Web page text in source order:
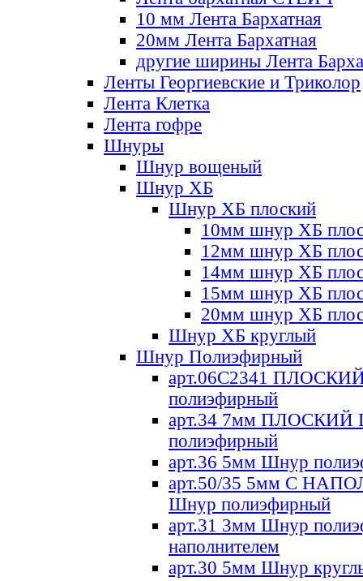
10 мм Лента Бархатная
20мм Лента Бархатная
другие ширины Лента
Ленты Георгиевские и Триколор
Лента Клетка
Лента гофре
Шнуры
Шнур вощеный
Шнур ХБ
Шнур ХБ плоский
10мм шнур ХБ
12мм шнур ХБ
14мм шнур ХБ
15мм шнур ХБ
20мм шнур ХБ
Шнур ХБ круглый
Шнур Полиэфирный
арт.06С2341
полиэфирный
арт.34 7мм ПЛОСКИЙ
полиэфирный
арт.36 5мм Шнур
арт.50/35 5мм С
Шнур полиэфирный
арт.31 3мм Шнур
наполнителем
арт.30 5мм Шнур